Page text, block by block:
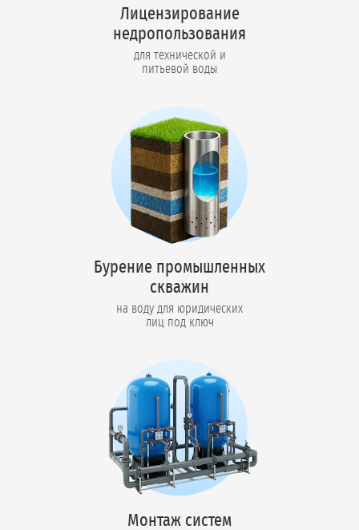
Лицензирование
недропользования
для технической и
питьевой воды
Бурение промышленных
скважин
на воду для юридических
лиц под ключ
Монтаж систем